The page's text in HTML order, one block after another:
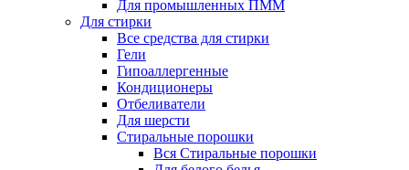
Для промышленных ПММ
Для стирки
Все средства для стирки
Гели
Гипоаллергенные
Кондиционеры
Отбеливатели
Для шерсти
Стиральные порошки
Вся Стиральные порошки